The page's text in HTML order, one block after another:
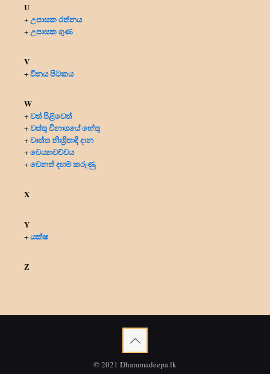
U
+උපාසක රත්නය
+උපාසක ගුණ
V
+විනය පිටකය
W
+වත් පිළිවෙත්
+වස්තු විනාශයේ හේතු
+වෘත්ත නිඃශ්‍රිතාදි දාන
+වෙය්‍යාවච්චය
+වෙනත් දහම් කරුණු
X
Y
+යක්ෂ
Z
© 2021 Dhammadeepa.lk